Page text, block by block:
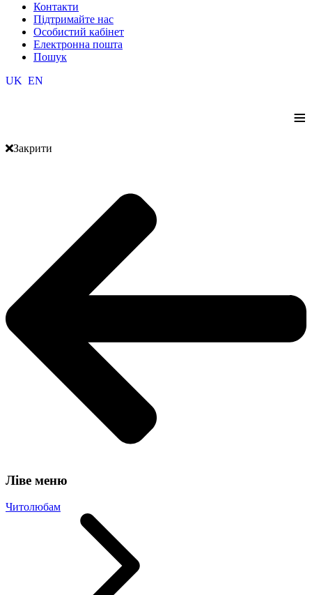
Контакти
Підтримайте нас
Особистий кабінет
Електронна пошта
Пошук
UK EN
≡
Закрити
Ліве меню
Читолюбам